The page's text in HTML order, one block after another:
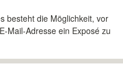
besteht die Möglichkeit, vor
Mail-Adresse ein Exposé zu